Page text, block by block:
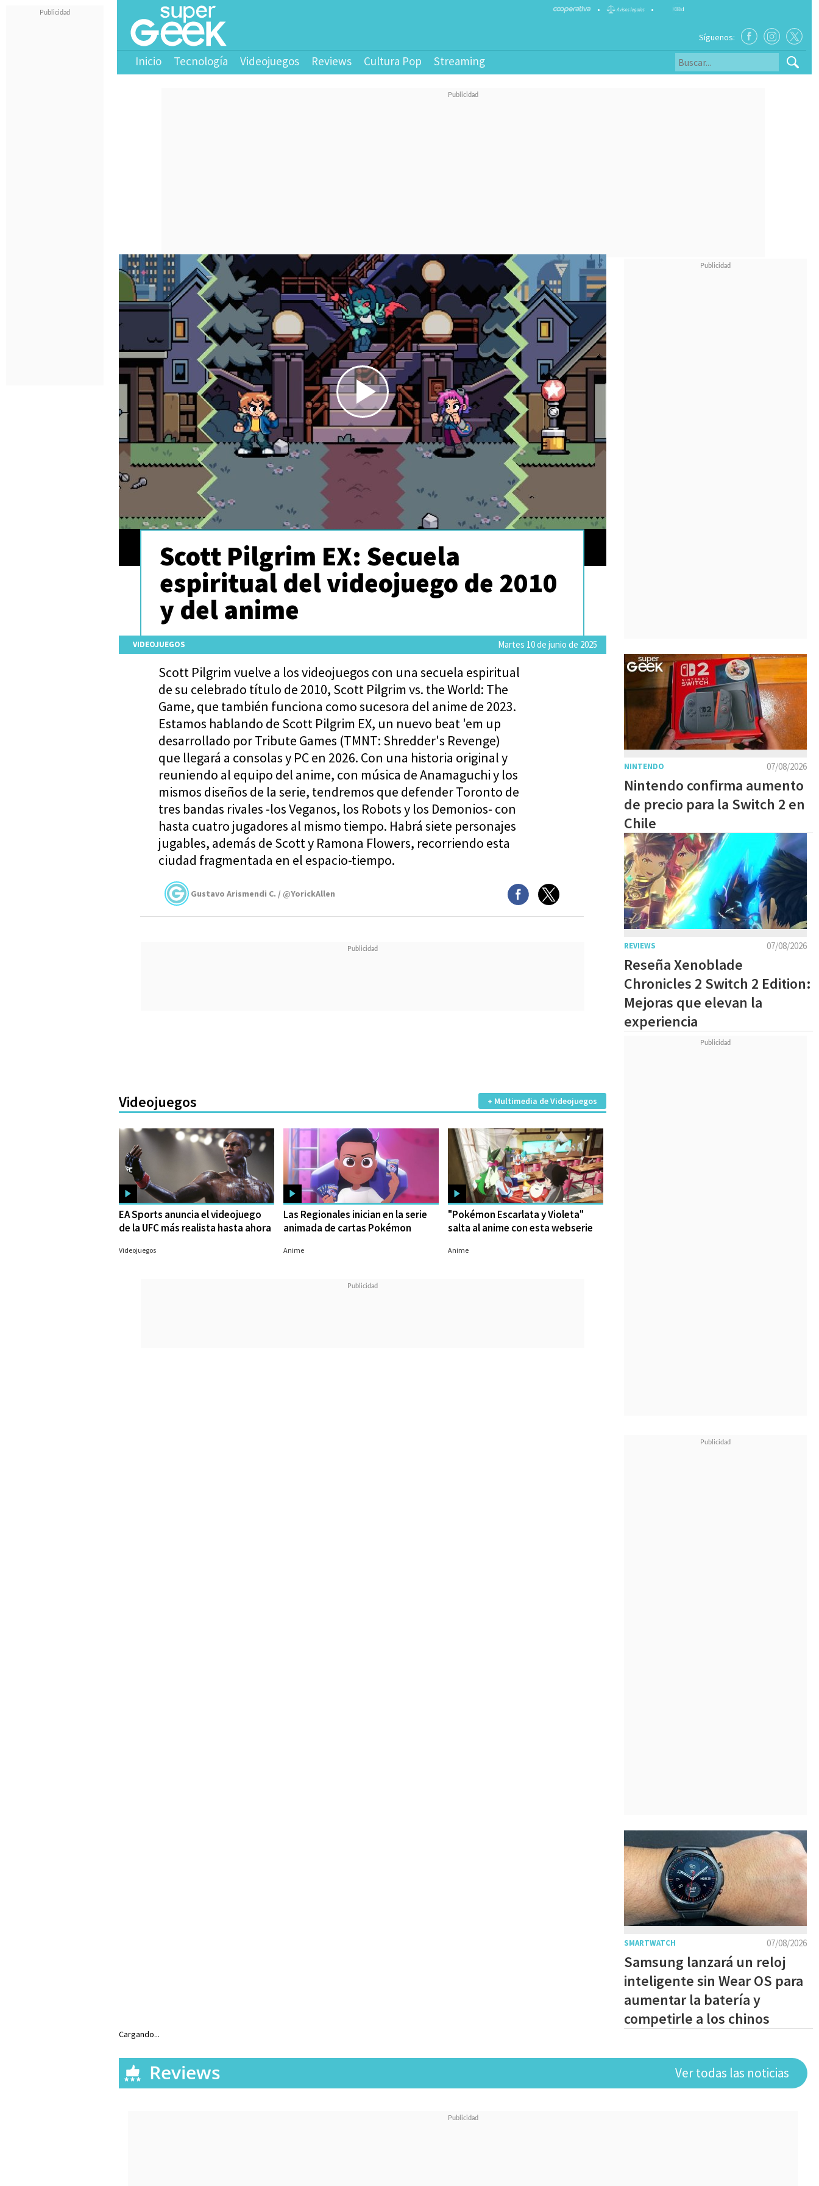
• •
Síguenos:
Inicio Tecnología Videojuegos Reviews Cultura Pop Streaming
Play
Video
Scott Pilgrim EX: Secuela
espiritual del videojuego de 2010
y del anime
Martes 10 de junio de 2025
VIDEOJUEGOS
Scott Pilgrim vuelve a los videojuegos con una secuela espiritual
de su celebrado título de 2010, Scott Pilgrim vs. the World: The
Game, que también funciona como sucesora del anime de 2023.
Estamos hablando de Scott Pilgrim EX, un nuevo beat 'em up
desarrollado por Tribute Games (TMNT: Shredder's Revenge)
que llegará a consolas y PC en 2026. Con una historia original y
reuniendo al equipo del anime, con música de Anamaguchi y los
mismos diseños de la serie, tendremos que defender Toronto de
tres bandas rivales -los Veganos, los Robots y los Demonios- con
hasta cuatro jugadores al mismo tiempo. Habrá siete personajes
jugables, además de Scott y Ramona Flowers, recorriendo esta
ciudad fragmentada en el espacio-tiempo.
Gustavo Arismendi C. / @YorickAllen
+ Multimedia de Videojuegos
Videojuegos
EA Sports anuncia el videojuego
de la UFC más realista hasta ahora
Videojuegos
Las Regionales inician en la serie
animada de cartas Pokémon
Anime
"Pokémon Escarlata y Violeta"
salta al anime con esta webserie
Anime
07/08/2026
NINTENDO
Nintendo confirma aumento
de precio para la Switch 2 en
Chile
07/08/2026
REVIEWS
Reseña Xenoblade
Chronicles 2 Switch 2 Edition:
Mejoras que elevan la
experiencia
07/08/2026
SMARTWATCH
Samsung lanzará un reloj
inteligente sin Wear OS para
aumentar la batería y
competirle a los chinos
Cargando...
Ver todas las noticias
Reviews